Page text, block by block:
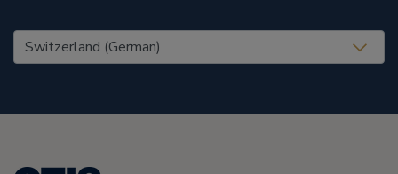
United States (EN)